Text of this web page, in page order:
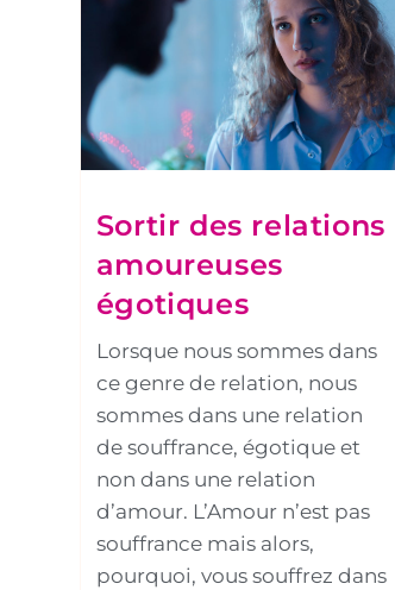
Sortir des relations
amoureuses
égotiques
Lorsque nous sommes dans
ce genre de relation, nous
sommes dans une relation
de souffrance, égotique et
non dans une relation
d’amour. L’Amour n’est pas
souffrance mais alors,
pourquoi, vous souffrez dans